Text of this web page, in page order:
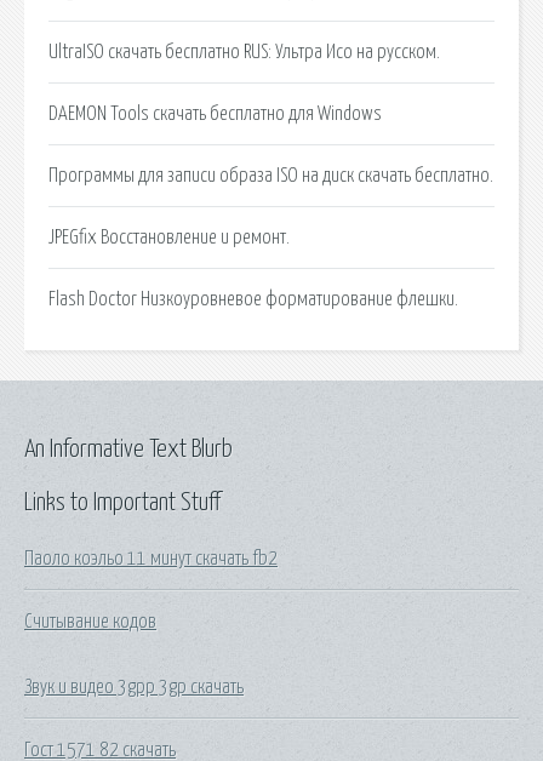
UltraISO скачать бесплатно RUS: Ультра Исо на русском.
DAEMON Tools скачать бесплатно для Windows
Программы для записи образа ISO на диск скачать бесплатно.
JPEGfix Восстановление и ремонт.
Flash Doctor Низкоуровневое форматирование флешки.
Links to Important Stuff
Паоло коэльо 11 минут скачать fb2
Считывание кодов
Звук и видео 3gpp 3gp скачать
Гост 1571 82 скачать
An Informative Text Blurb